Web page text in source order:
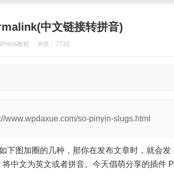
中文链接转拼音)
教程 浏览：7730
so-pinyin-slugs.html
下图加圈的几种，那你在发布文章时，就会发
中文为英文或者拼音。今天倡萌分享的插件 P